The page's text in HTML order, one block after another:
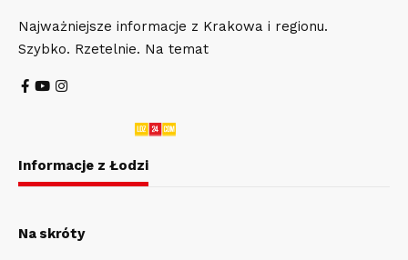
Najważniejsze informacje z Krakowa i regionu.
Szybko. Rzetelnie. Na temat
Informacje z Łodzi
Na skróty